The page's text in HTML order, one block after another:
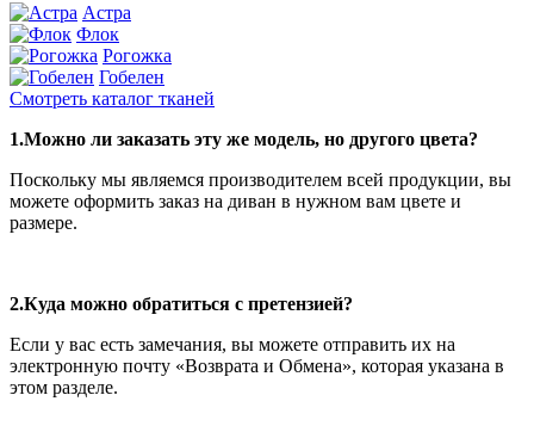
Астра
Флок
Рогожка
Гобелен
Смотреть каталог тканей
1.Можно ли заказать эту же модель, но другого цвета?
Поскольку мы являемся производителем всей продукции, вы
можете оформить заказ на диван в нужном вам цвете и
размере.
2.Куда можно обратиться с претензией?
Если у вас есть замечания, вы можете отправить их на
электронную почту «Возврата и Обмена», которая указана в
этом разделе.